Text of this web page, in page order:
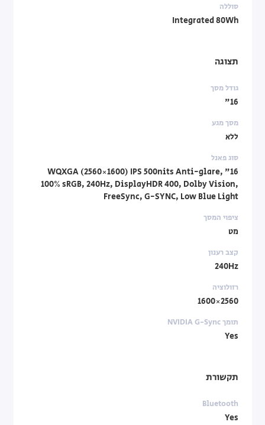
סוללה
Integrated 80Wh
תצוגה
גודל מסך
16"
מסך מגע
ללא
סוג פאנל
16" WQXGA (2560×1600) IPS 500nits Anti-glare,
100% sRGB, 240Hz, DisplayHDR 400, Dolby Vision,
FreeSync, G-SYNC, Low Blue Light
ציפוי המסך
מט
קצב רענון
240Hz
רזולוציה
2560×1600
תומך NVIDIA G-Sync‏
Yes
תקשורת
Bluetooth
Yes